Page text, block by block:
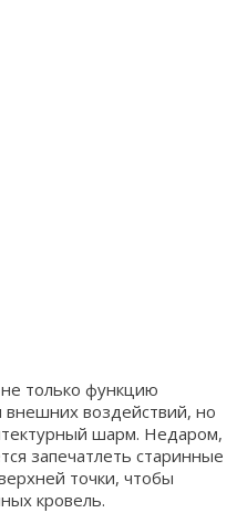
только функцию
воздействий, но
шарм. Недаром,
запечатлеть старинные
точки, чтобы
кровель.